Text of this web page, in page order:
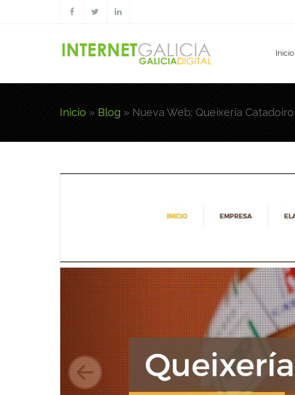
Pasar al contenido principal
Inicio
Usted está aquí
Inicio » Blog » Nueva Web: Queixería Catadoiro